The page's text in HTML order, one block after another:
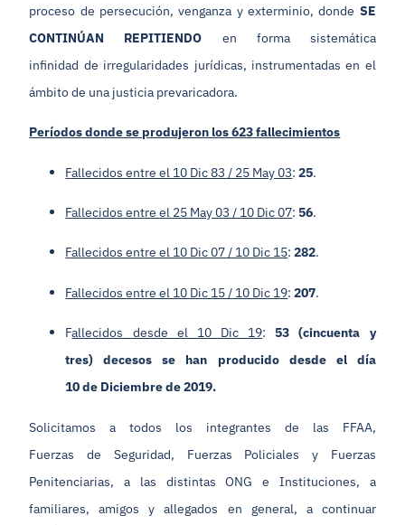
proceso de persecución, venganza y exterminio, donde SE
CONTINÚAN REPITIENDO en forma sistemática
infinidad de irregularidades jurídicas, instrumentadas en el
ámbito de una justicia prevaricadora.
Períodos donde se produjeron los 623 fallecimientos
Fallecidos entre el 10 Dic 83 / 25 May 03:25.
Fallecidos entre el 25 May 03 / 10 Dic 07:56.
Fallecidos entre el 10 Dic 07 / 10 Dic 15:282.
Fallecidos entre el 10 Dic 15 / 10 Dic 19:207.
Fallecidos desde el 10 Dic 19:53 (cincuenta y
tres) decesos
se han producido desde el día
10 de Diciembre de 2019.
Solicitamos a todos los integrantes de las FFAA,
Fuerzas de Seguridad, Fuerzas Policiales y Fuerzas
Penitenciarias, a las distintas ONG e Instituciones, a
familiares, amigos y allegados en general, a continuar